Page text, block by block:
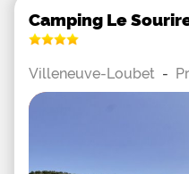
Camping Le
Villeneuve-Loubet -